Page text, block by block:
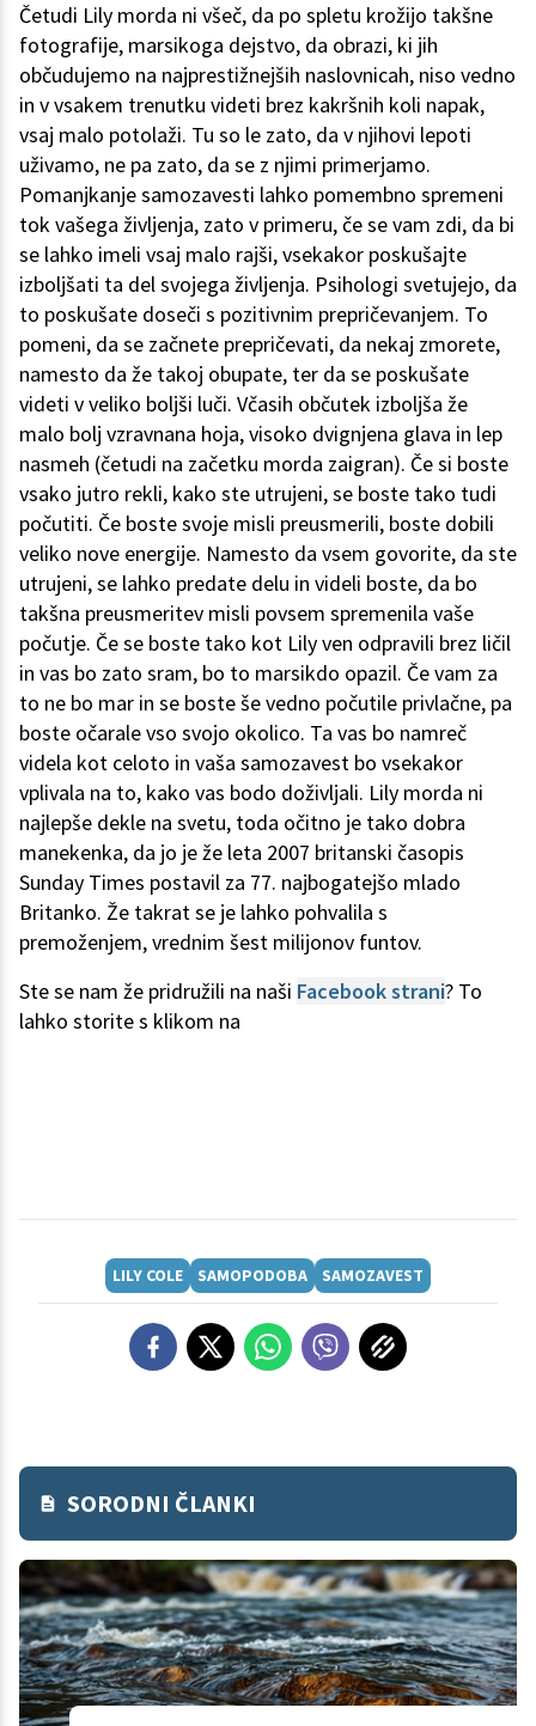
Četudi Lily morda ni všeč, da po spletu krožijo takšne
fotografije, marsikoga dejstvo, da obrazi, ki jih
občudujemo na najprestižnejših naslovnicah, niso vedno
in v vsakem trenutku videti brez kakršnih koli napak,
vsaj malo potolaži. Tu so le zato, da v njihovi lepoti
uživamo, ne pa zato, da se z njimi primerjamo.
Pomanjkanje samozavesti lahko pomembno spremeni
tok vašega življenja, zato v primeru, če se vam zdi, da bi
se lahko imeli vsaj malo rajši, vsekakor poskušajte
izboljšati ta del svojega življenja. Psihologi svetujejo, da
to poskušate doseči s pozitivnim prepričevanjem. To
pomeni, da se začnete prepričevati, da nekaj zmorete,
namesto da že takoj obupate, ter da se poskušate
videti v veliko boljši luči. Včasih občutek izboljša že
malo bolj vzravnana hoja, visoko dvignjena glava in lep
nasmeh (četudi na začetku morda zaigran). Če si boste
vsako jutro rekli, kako ste utrujeni, se boste tako tudi
počutiti. Če boste svoje misli preusmerili, boste dobili
veliko nove energije. Namesto da vsem govorite, da ste
utrujeni, se lahko predate delu in videli boste, da bo
takšna preusmeritev misli povsem spremenila vaše
počutje. Če se boste tako kot Lily ven odpravili brez ličil
in vas bo zato sram, bo to marsikdo opazil. Če vam za
to ne bo mar in se boste še vedno počutile privlačne, pa
boste očarale vso svojo okolico. Ta vas bo namreč
videla kot celoto in vaša samozavest bo vsekakor
vplivala na to, kako vas bodo doživljali. Lily morda ni
najlepše dekle na svetu, toda očitno je tako dobra
manekenka, da jo je že leta 2007 britanski časopis
Sunday Times postavil za 77. najbogatejšo mlado
Britanko. Že takrat se je lahko pohvalila s
premoženjem, vrednim šest milijonov funtov.
Ste se nam že pridružili na naši Facebook strani? To
lahko storite s klikom na
LILY COLE SAMOPODOBA SAMOZAVEST
SORODNI ČLANKI